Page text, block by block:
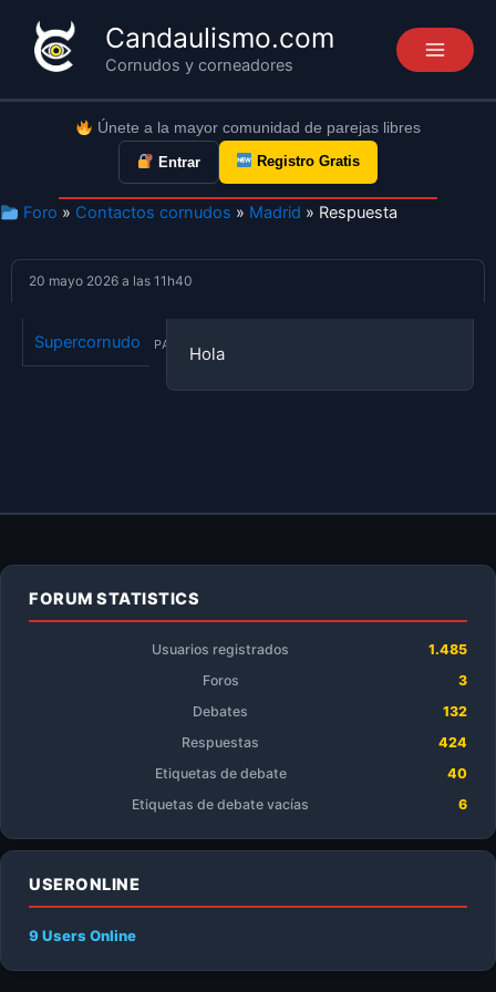
contenido
Candaulismo.com
Cornudos y corneadores
Únete a la mayor comunidad de parejas libres
Entrar Registro Gratis
Foro » Contactos cornudos » Madrid » Respuesta
20 mayo 2026 a las 11h40
Supercornudo PARTICIPANTE
Hola
FORUM STATISTICS
Usuarios registrados
1.485
Foros
3
Debates
132
Respuestas
424
Etiquetas de debate
40
Etiquetas de debate vacías
6
USERONLINE
9 Users Online